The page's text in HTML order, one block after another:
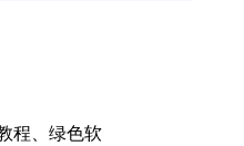
程、绿色软